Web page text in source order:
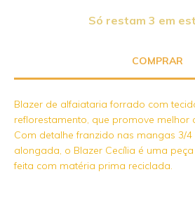
Só restam 3 em
Blazer de alfaiataria forrado com
reflorestamento, que promove melhor
Com detalhe franzido nas mangas 3/
alongada, o Blazer Cecília é uma
feita com matéria prima reciclada.